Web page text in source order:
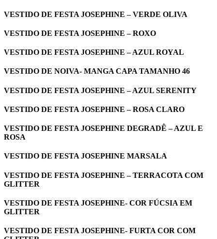
VESTIDO DE FESTA JOSEPHINE – VERDE OLIVA
VESTIDO DE FESTA JOSEPHINE – ROXO
VESTIDO DE FESTA JOSEPHINE – AZUL ROYAL
VESTIDO DE NOIVA- MANGA CAPA TAMANHO 46
VESTIDO DE FESTA JOSEPHINE – AZUL SERENITY
VESTIDO DE FESTA JOSEPHINE – ROSA CLARO
VESTIDO DE FESTA JOSEPHINE DEGRADÊ – AZUL E
ROSA
VESTIDO DE FESTA JOSEPHINE MARSALA
VESTIDO DE FESTA JOSEPHINE – TERRACOTA COM
GLITTER
VESTIDO DE FESTA JOSEPHINE- COR FÚCSIA EM
GLITTER
VESTIDO DE FESTA JOSEPHINE- FURTA COR COM